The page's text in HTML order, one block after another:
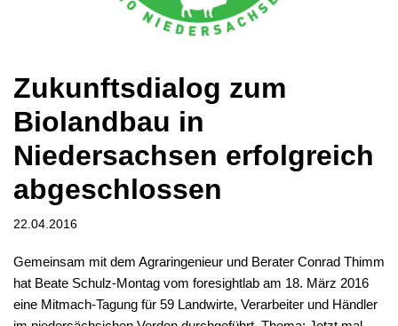
Zukunftsdialog zum
Biolandbau in
Niedersachsen erfolgreich
abgeschlossen
22.04.2016
Gemeinsam mit dem Agraringenieur und Berater Conrad Thimm
hat Beate Schulz-Montag vom foresightlab am 18. März 2016
eine Mitmach-Tagung für 59 Landwirte, Verarbeiter und Händler